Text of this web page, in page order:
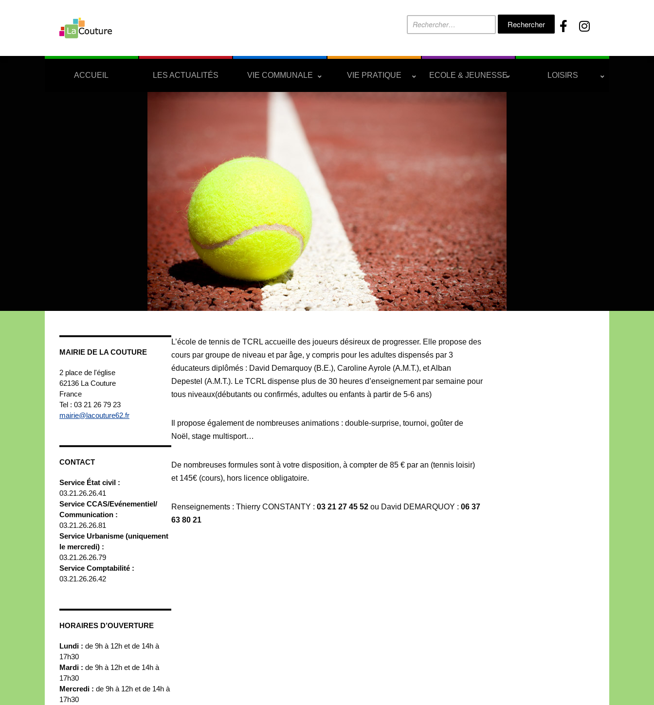
Rechercher :
ACCUEIL LES ACTUALITÉS VIE COMMUNALE VIE PRATIQUE ECOLE & JEUNESSE LOISIRS
MAIRIE DE LA COUTURE
2 place de l'église
62136 La Couture
France
Tel : 03 21 26 79 23
mairie@lacouture62.fr
CONTACT
Service État civil :
03.21.26.26.41
Service CCAS/Evénementiel/
Communication :
03.21.26.26.81
Service Urbanisme (uniquement
le mercredi) :
03.21.26.26.79
Service Comptabilité :
03.21.26.26.42
HORAIRES D’OUVERTURE
Lundi : de 9h à 12h et de 14h à
17h30
Mardi : de 9h à 12h et de 14h à
17h30
Mercredi : de 9h à 12h et de 14h à
17h30
L’école de tennis de TCRL accueille des joueurs désireux de progresser. Elle propose des
cours par groupe de niveau et par âge, y compris pour les adultes dispensés par 3
éducateurs diplômés : David Demarquoy (B.E.), Caroline Ayrole (A.M.T.), et Alban
Depestel (A.M.T.). Le TCRL dispense plus de 30 heures d’enseignement par semaine pour
tous niveaux(débutants ou confirmés, adultes ou enfants à partir de 5-6 ans)
Il propose également de nombreuses animations : double-surprise, tournoi, goûter de
Noël, stage multisport…
De nombreuses formules sont à votre disposition, à compter de 85 € par an (tennis loisir)
et 145€ (cours), hors licence obligatoire.
Renseignements : Thierry CONSTANTY : 03 21 27 45 52 ou David DEMARQUOY : 06 37
63 80 21